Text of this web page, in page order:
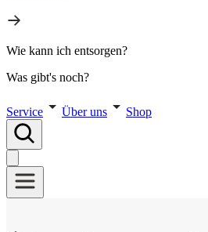
Wie kann ich entsorgen?
Was gibt's noch?
Service Über uns Shop